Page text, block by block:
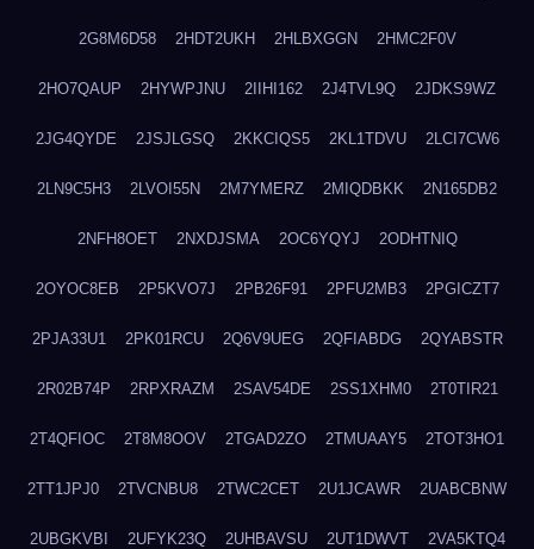
2G8M6D58 2HDT2UKH 2HLBXGGN 2HMC2F0V
2HO7QAUP 2HYWPJNU 2IIHI162 2J4TVL9Q 2JDKS9WZ
2JG4QYDE 2JSJLGSQ 2KKCIQS5 2KL1TDVU 2LCI7CW6
2LN9C5H3 2LVOI55N 2M7YMERZ 2MIQDBKK 2N165DB2
2NFH8OET 2NXDJSMA 2OC6YQYJ 2ODHTNIQ
2OYOC8EB 2P5KVO7J 2PB26F91 2PFU2MB3 2PGICZT7
2PJA33U1 2PK01RCU 2Q6V9UEG 2QFIABDG 2QYABSTR
2R02B74P 2RPXRAZM 2SAV54DE 2SS1XHM0 2T0TIR21
2T4QFIOC 2T8M8OOV 2TGAD2ZO 2TMUAAY5 2TOT3HO1
2TT1JPJ0 2TVCNBU8 2TWC2CET 2U1JCAWR 2UABCBNW
2UBGKVBI 2UFYK23Q 2UHBAVSU 2UT1DWVT 2VA5KTQ4